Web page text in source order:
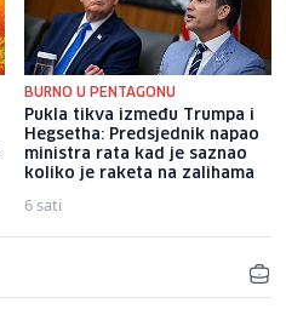
BURNO U PENTAGONU
Pukla tikva između Trumpa i
Hegsetha: Predsjednik napao
ministra rata kad je saznao
koliko je raketa na zalihama
6 sati